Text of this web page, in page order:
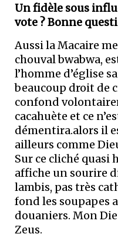
Un fidèle sous
vote ? Bonne
Aussi la Macaire
chouval bwabwa,
l’homme d’église
beaucoup droit de
confond
cacahuète et ce
démentira.alors il
ailleurs comme
Sur ce cliché
affiche un sourire
lambis, pas très
fond les soupapes
douaniers. Mon
Zeus.